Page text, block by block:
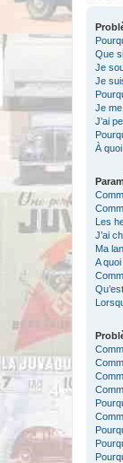
Que
Je
Je
Je
J’ai
À
Les
J’ai
Ma
A